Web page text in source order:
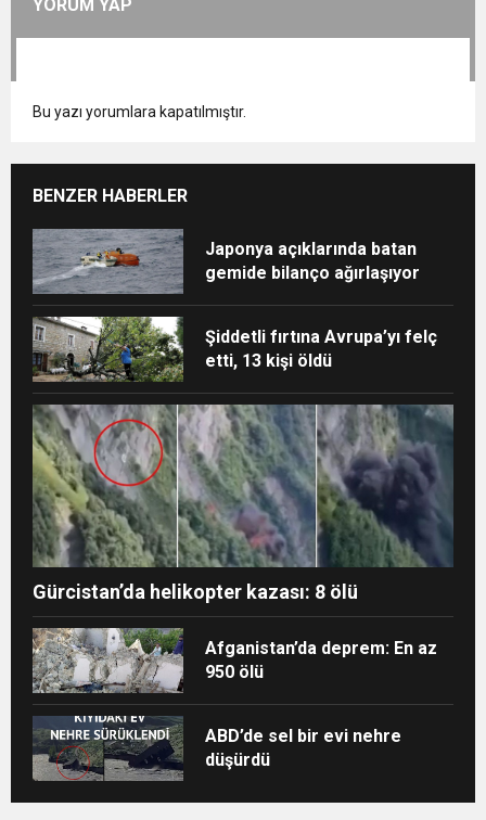
YORUM YAP
Bu yazı yorumlara kapatılmıştır.
BENZER HABERLER
Japonya açıklarında batan
gemide bilanço ağırlaşıyor
Şiddetli fırtına Avrupa’yı felç
etti, 13 kişi öldü
Gürcistan’da helikopter kazası: 8 ölü
Afganistan’da deprem: En az
950 ölü
ABD’de sel bir evi nehre
düşürdü